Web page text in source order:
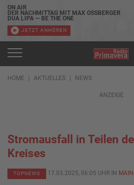
ON AIR
DER NACHMITTAG MIT MAX OSSBERGER
DUA LIPA — BE THE ONE
JETZT ANHÖREN
HOME AKTUELLES NEWS
ANZEIGE
Stromausfall in Teilen
Kreises
TOPNEWS 17.03.2025, 06:05 UHR IN